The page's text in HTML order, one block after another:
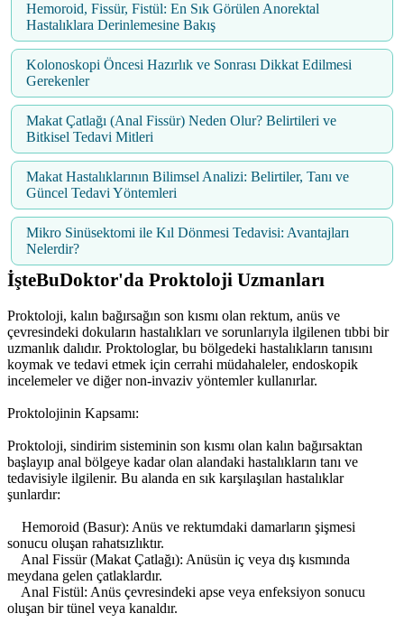
Hemoroid, Fissür, Fistül: En Sık Görülen Anorektal
Hastalıklara Derinlemesine Bakış
Kolonoskopi Öncesi Hazırlık ve Sonrası Dikkat Edilmesi
Gerekenler
Makat Çatlağı (Anal Fissür) Neden Olur? Belirtileri ve
Bitkisel Tedavi Mitleri
Makat Hastalıklarının Bilimsel Analizi: Belirtiler, Tanı ve
Güncel Tedavi Yöntemleri
Mikro Sinüsektomi ile Kıl Dönmesi Tedavisi: Avantajları
Nelerdir?
İşteBuDoktor'da Proktoloji Uzmanları
Proktoloji, kalın bağırsağın son kısmı olan rektum, anüs ve
çevresindeki dokuların hastalıkları ve sorunlarıyla ilgilenen tıbbi bir
uzmanlık dalıdır. Proktologlar, bu bölgedeki hastalıkların tanısını
koymak ve tedavi etmek için cerrahi müdahaleler, endoskopik
incelemeler ve diğer non-invaziv yöntemler kullanırlar.
Proktolojinin Kapsamı:
Proktoloji, sindirim sisteminin son kısmı olan kalın bağırsaktan
başlayıp anal bölgeye kadar olan alandaki hastalıkların tanı ve
tedavisiyle ilgilenir. Bu alanda en sık karşılaşılan hastalıklar
şunlardır:
Hemoroid (Basur): Anüs ve rektumdaki damarların şişmesi
sonucu oluşan rahatsızlıktır.
Anal Fissür (Makat Çatlağı): Anüsün iç veya dış kısmında
meydana gelen çatlaklardır.
Anal Fistül: Anüs çevresindeki apse veya enfeksiyon sonucu
oluşan bir tünel veya kanaldır.